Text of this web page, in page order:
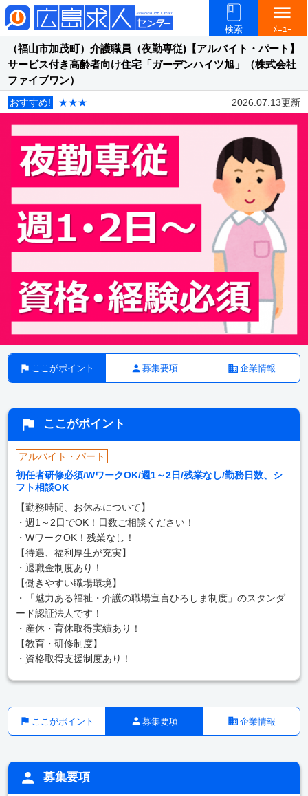
検索
menu
ﾒﾆｭｰ
（福山市加茂町）介護職員（夜勤専従)【アルバイト・パート】
サービス付き高齢者向け住宅「ガーデンハイツ旭」（株式会社
ファイブワン）
おすすめ! ★★★ 2026.07.13更新
ここがポイント 募集要項 企業情報
ここがポイント
アルバイト・パート
初任者研修必須/WワークOK/週1～2日/残業なし/勤務日数、シ
フト相談OK
【勤務時間、お休みについて】
・週1～2日でOK！日数ご相談ください！
・WワークOK！残業なし！
【待遇、福利厚生が充実】
・退職金制度あり！
【働きやすい職場環境】
・「魅力ある福祉・介護の職場宣言ひろしま制度」のスタンダ
ード認証法人です！
・産休・育休取得実績あり！
【教育・研修制度】
・資格取得支援制度あり！
ここがポイント 募集要項 企業情報
募集要項